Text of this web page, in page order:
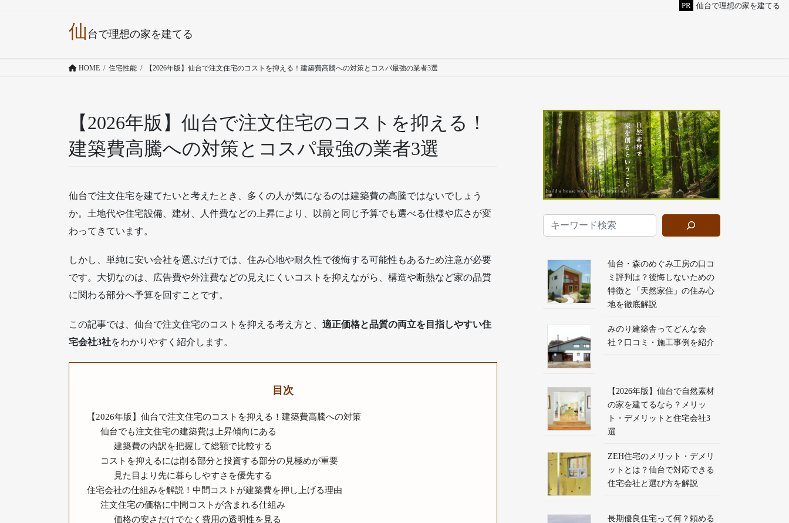
PR 仙台で理想の家を建てる
仙 台で理想の家を建てる
HOME 住宅性能 【2026年版】仙台で注文住宅のコストを抑える！建築費高騰への対策とコスパ最強の業者3選
【2026年版】仙台で注文住宅のコストを抑える！
建築費高騰への対策とコスパ最強の業者3選
仙台で注文住宅を建てたいと考えたとき、多くの人が気になるのは建築費の高騰ではないでしょう
か。土地代や住宅設備、建材、人件費などの上昇により、以前と同じ予算でも選べる仕様や広さが変
わってきています。
しかし、単純に安い会社を選ぶだけでは、住み心地や耐久性で後悔する可能性もあるため注意が必要
です。大切なのは、広告費や外注費などの見えにくいコストを抑えながら、構造や断熱など家の品質
に関わる部分へ予算を回すことです。
この記事では、仙台で注文住宅のコストを抑える考え方と、 適正価格と品質の両立を目指しやすい住
宅会社3社をわかりやすく紹介します。
目次
【2026年版】仙台で注文住宅のコストを抑える！建築費高騰への対策
仙台でも注文住宅の建築費は上昇傾向にある
建築費の内訳を把握して総額で比較する
コストを抑えるには削る部分と投資する部分の見極めが重要
見た目より先に暮らしやすさを優先する
住宅会社の仕組みを解説！中間コストが建築費を押し上げる理由
注文住宅の価格に中間コストが含まれる仕組み
価格の安さだけでなく費用の透明性を見る
仙台・森のめぐみ工房の口コ
ミ評判は？後悔しないための
特徴と「天然家住」の住み心
地を徹底解説
みのり建築舎ってどんな会
社？口コミ・施工事例を紹介
【2026年版】仙台で自然素材
の家を建てるなら？メリッ
ト・デメリットと住宅会社3
選
ZEH住宅のメリット・デメリ
ットとは？仙台で対応できる
住宅会社と選び方を解説
長期優良住宅って何？頼める